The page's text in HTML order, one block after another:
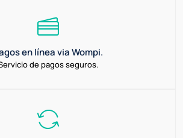
en línea via Wompi.
de pagos seguros.